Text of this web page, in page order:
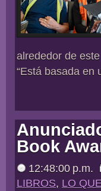
alrededor de
“Está basada en
Book
12:48:00 p.m.
LIBROS, LO